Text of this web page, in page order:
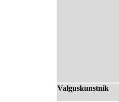
Valguskunstnik